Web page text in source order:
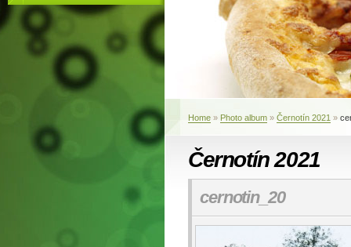
Home » Photo album » Černotín 2021 »
Černotín 2021
cernotin_20